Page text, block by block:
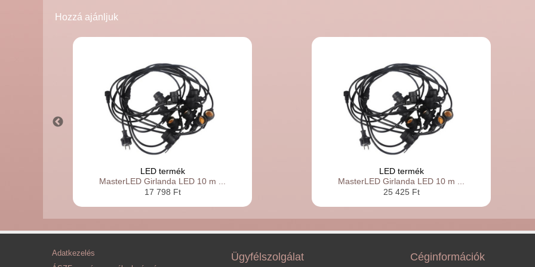
Hozzá ajánljuk
LED termék
MasterLED Girlanda LED 10 m ...
17 798 Ft
LED termék
MasterLED Girlanda LED 10 m ...
25 425 Ft
Adatkezelés
Ügyfélszolgálat Céginformációk